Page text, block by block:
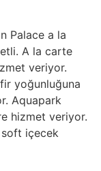
Palace a la
A la carte
veriyor.
yoğunluğuna
Aquapark
hizmet veriyor.
soft içecek